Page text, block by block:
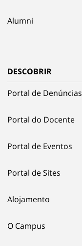
Alumni
DESCOBRIR
Portal de Denúncias
Portal do Docente
Portal de Eventos
Portal de Sites
Alojamento
O Campus